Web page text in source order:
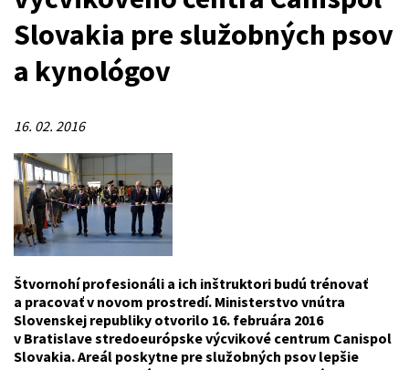
Slovakia pre služobných psov
a kynológov
16. 02. 2016
Štvornohí profesionáli a ich inštruktori budú trénovať
a pracovať v novom prostredí. Ministerstvo vnútra
Slovenskej republiky otvorilo 16. februára 2016
v Bratislave stredoeurópske výcvikové centrum Canispol
Slovakia. Areál poskytne pre služobných psov lepšie